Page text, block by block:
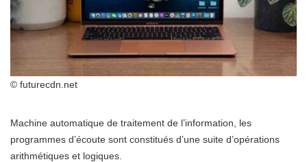
© futurecdn.net
Machine automatique de traitement de l’information, les
programmes d’écoute sont constitués d’une suite d’opérations
arithmétiques et logiques.